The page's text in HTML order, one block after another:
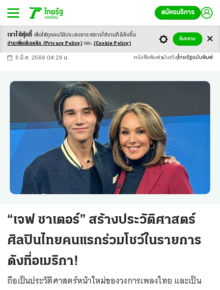
สมัครบริการ
-ก ก ก+
6 มี.ค. 2569 04:29 น. หนังสือพิมพ์ บันเทิง ไทยรัฐฉบับพิมพ์
“เจฟ ซาเตอร์” สร้างประวัติศาสตร์
ศิลปินไทยคนแรกร่วมโชว์ในรายการ
ดังที่อเมริกา!
ถือเป็นประวัติศาสตร์หน้าใหม่ของวงการเพลงไทย และเป็น
เราใช้คุ้กกี้ เพื่อให้ทุกคนได้ประสบการณ์การใช้งานที่ดียิ่งขึ้น
อ่านเพิ่มเติมคลิก (Privacy Policy) และ (Cookie Policy)
รับทราบ